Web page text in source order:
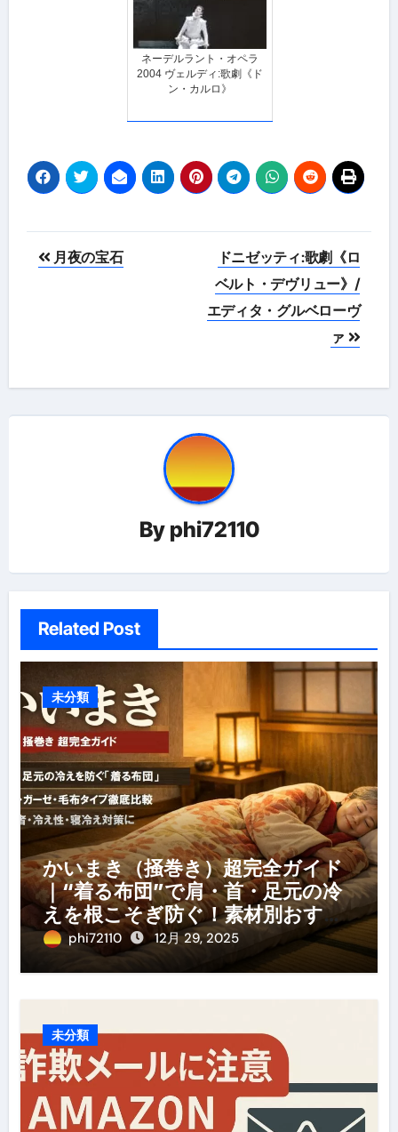
ネーデルラント・オペラ
2004 ヴェルディ:歌劇《ド
ン・カルロ》
投
ゲ
月夜の宝石
ドニゼッティ:歌劇《ロ
ベルト・デヴリュー》/
エディタ・グルベローヴ
ァ
By phi72110
Related Post
未分類
かいまき（掻巻き）超完全ガイド
｜“着る布団”で肩・首・足元の冷
えを根こそぎ防ぐ！素材別おすす
め・選び方・洗い方・Q&Aまで
phi72110 12月 29, 2025
未分類